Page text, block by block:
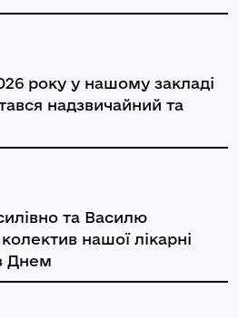
року у нашому закладі
надзвичайний та
та Василю
нашої лікарні
Днем